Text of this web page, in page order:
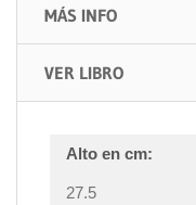
MÁS INFO
VER LIBRO
Alto en cm:
27.5